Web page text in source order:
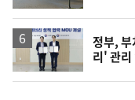
정부, 부
리' 관리